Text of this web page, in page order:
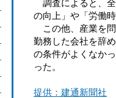
調査によると、全
の向上」や「労働
この他、産業を問
勤務した会社を辞
の条件がよくなか
った。
提供：建通新聞社